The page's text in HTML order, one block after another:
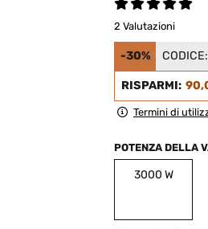
2 Valutazioni
-30% CODICE:
RISPARMI:
Termini di
POTENZA DELLA
3000 W